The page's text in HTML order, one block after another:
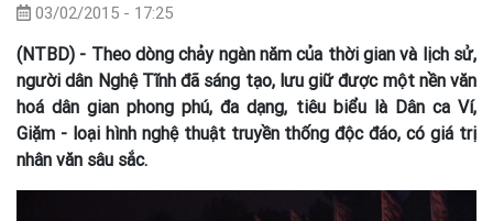
03/02/2015 - 17:25
(NTBD) - Theo dòng chảy ngàn năm của thời gian và lịch sử,
người dân Nghệ Tĩnh đã sáng tạo, lưu giữ được một nền văn
hoá dân gian phong phú, đa dạng, tiêu biểu là Dân ca Ví,
Giặm - loại hình nghệ thuật truyền thống độc đáo, có giá trị
nhân văn sâu sắc.